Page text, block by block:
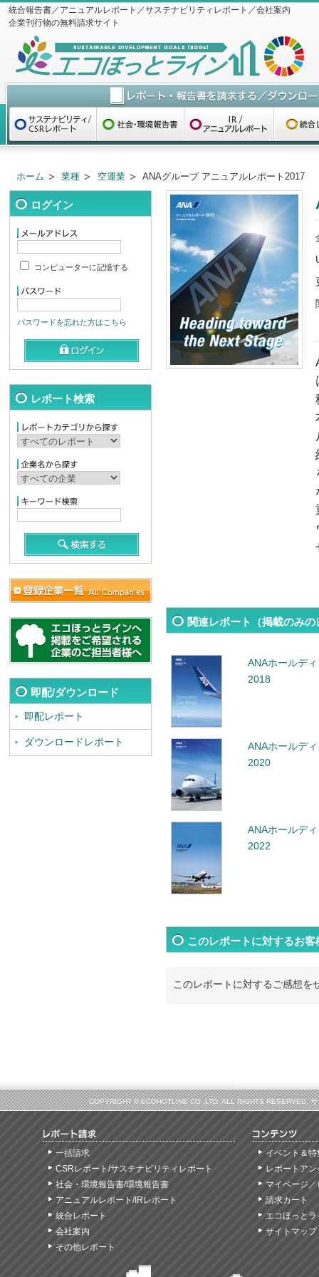
統合報告書／アニュアルレポート／サステナビリティレポート／会社案内
企業刊行物の無料請求サイト
ホーム 業種 空運業 ANAグループ アニュアルレポート2017
ログイン
コンピューターに記憶する
パスワードを忘れた方はこちら
レポート検索
即配/ダウンロード
即配レポート
ダウンロードレポート
関連レポート（掲載のみ
ANAホールデ
2018
ANAホールデ
2020
ANAホールデ
2022
このレポートに対するお客
このレポートに対するご感想を
COPYRIGHT © ECOHOTLINE CO.,LTD. ALL RIGHTS RESERVED.
一括請求
CSRレポート/サステナビリティレポート
社会・環境報告書/環境報告書
アニュアルレポート/IRレポート
統合レポート
会社案内
その他レポート
イベント＆特
レポートア
マイページ
請求カート
エコほっと
サイトマップ